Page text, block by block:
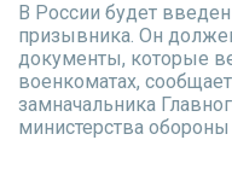
В России будет
призывника. Он
документы, которые
военкоматах,
замначальника
министерства